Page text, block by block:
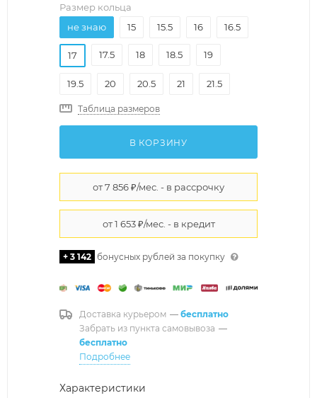
Размер кольца
не знаю
15 15.5 16 16.5
17 17.5 18 18.5 19
19.5 20 20.5 21 21.5
Таблица размеров
В КОРЗИНУ
+ 3 142 бонусных рублей за покупку
Доставка курьером — бесплатно
Забрать из пункта самовывоза —
бесплатно
Подробнее
Характеристики